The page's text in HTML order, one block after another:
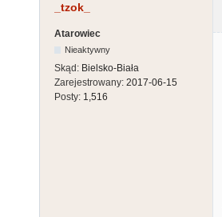
_tzok_
Atarowiec
Nieaktywny
Skąd: Bielsko-Biała
Zarejestrowany: 2017-06-15
Posty: 1,516